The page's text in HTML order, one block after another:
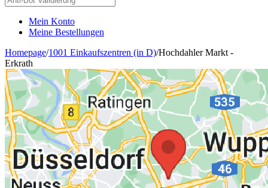
Mein Konto
Meine Bestellungen
Homepage/1001 Einkaufszentren (in D)/Hochdahler Markt -
Erkrath